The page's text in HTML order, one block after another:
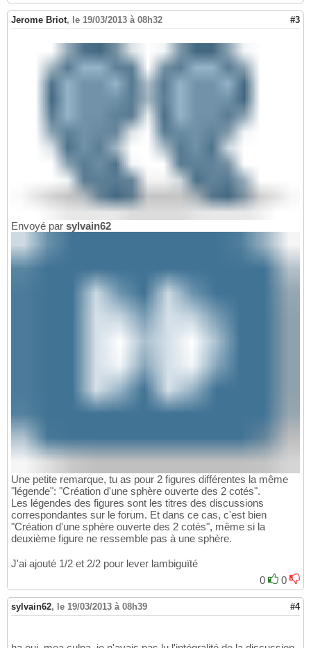
Jerome Briot, le 19/03/2013 à 08h32 #3
Envoyé par sylvain62
Une petite remarque, tu as pour 2 figures différentes la même
"légende": "Création d'une sphère ouverte des 2 cotés".
Les légendes des figures sont les titres des discussions
correspondantes sur le forum. Et dans ce cas, c'est bien
"Création d'une sphère ouverte des 2 cotés", même si la
deuxième figure ne ressemble pas à une sphère.
J'ai ajouté 1/2 et 2/2 pour lever lambiguïté
0
0
sylvain62, le 19/03/2013 à 08h39 #4